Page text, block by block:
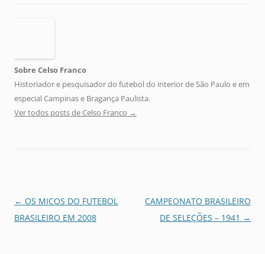
Sobre Celso Franco
Historiador e pesquisador do futebol do interior de São Paulo e em
especial Campinas e Bragança Paulista.
Ver todos posts de Celso Franco →
Navegação
de
← OS MICOS DO FUTEBOL
BRASILEIRO EM 2008
CAMPEONATO BRASILEIRO
DE SELEÇÕES – 1941 →